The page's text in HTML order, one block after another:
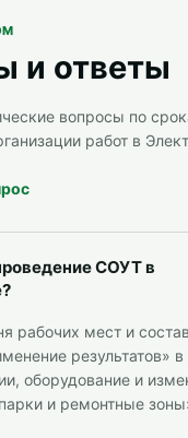
и ответы
вопросы по
работ в
СОУТ в
рабочих мест и
результатов»
оборудование и
и ремонтные